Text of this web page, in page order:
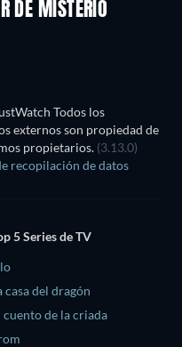
DE MISTERIO
Todos los
externos son propiedad de
propietarios. (3.13.0)
recopilación de datos
5 Series de TV
casa del dragón
cuento de la criada